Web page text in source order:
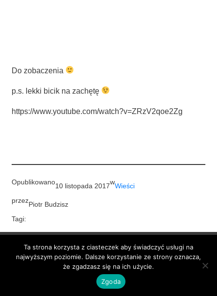
Do zobaczenia
p.s. lek­ki bicik na zachętę
https://www.youtube.com/watch?v=ZRzV2qoe2Zg
Opublikowano10 listopada 2017wWieści
przezPiotr Budzisz
Tagi:
BlackBox 3City
Dumnie wspierane przez WordPress
Ta strona korzysta z ciasteczek aby świadczyć usługi na
najwyższym poziomie. Dalsze korzystanie ze strony oznacza,
że zgadzasz się na ich użycie.
Zgoda